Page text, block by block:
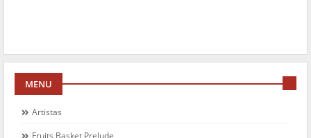
MENU
Artistas
Fruits Basket Prelude